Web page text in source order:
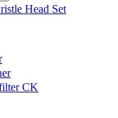
Head Set
CK